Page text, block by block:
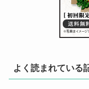
よく読まれている